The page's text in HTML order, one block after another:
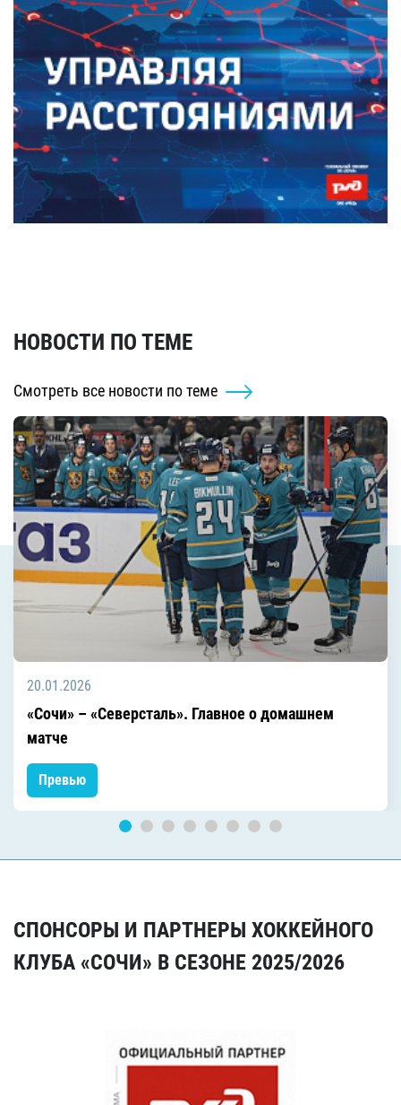
НОВОСТИ ПО ТЕМЕ
Смотреть все новости по теме
20.01.2026
«Сочи» – «Северсталь». Главное о домашнем
матче
Превью
СПОНСОРЫ И ПАРТНЕРЫ ХОККЕЙНОГО
КЛУБА «СОЧИ» В СЕЗОНЕ 2025/2026